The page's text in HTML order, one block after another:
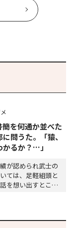
簡を何通か並べた
問うた。「猿、
るか？…」
が認められ武士の
ては、足軽組頭と
を想い出すとこん
ん。…